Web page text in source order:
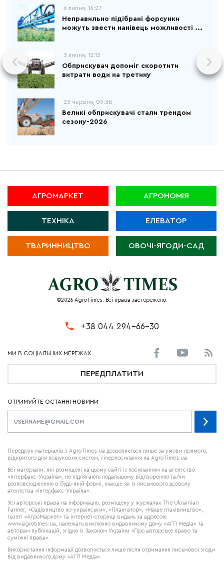
6 липня, 16:27
Неправильно підібрані форсунки
можуть звести нанівець можливості ...
3 липня, 12:13
Обприскувач допоміг скоротити
витрати води на третину
23 червня, 09:38
Великі обприскувачі стали трендом
сезону-2026
АГРОМАРКЕТ АГРОНОМІЯ
ТЕХНІКА ЕЛЕВАТОР
ТВАРИННИЦТВО ОВОЧІ-ЯГОДИ-САД
©2026 AgroTimes. Всі права застережено.
+38 044 294-66-30
ПЕРЕДПЛАТИТИ
ОТРИМУЙТЕ ОСТАННІ НОВИНИ
Передрук матеріалів з AgroTimes.ua дозволяється лише за умови прямого,
відкритого для пошукових систем, гіперпосилання на AgroTimes.ua.
Всі матеріали, які розміщені на цьому сайті із посиланням на агентство
«Інтерфакс-Україна», не підлягають подальшому відтворенню та/чи
розповсюдженню в будь-якій формі, інакше як із письмового дозволу
агентства «Інтерфакс-Україна».
Усі авторські права на інформацію, розміщену у журналах The Ukrainian
Farmer, «Садівництво по-українськи», «Плантатор», «Наше птахівництво»,
газеті «АгроМаркет» та інтернет-сторінці видань за адресою
www.agrotimes.ua, належать виключно видавничому дому «АГП Медіа» та
авторам публікацій, згідно із Законом України «Про авторське право та
суміжні права».
Використання інформації дозволяється лише після отримання письмової згоди
від видавничого дому «АГП Медіа».